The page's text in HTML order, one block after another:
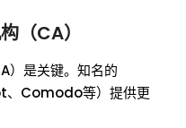
（CA）
）是关键。知名的
Comodo等）提供更